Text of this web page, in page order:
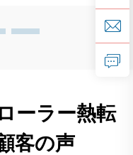
ーラー熱転
客の声